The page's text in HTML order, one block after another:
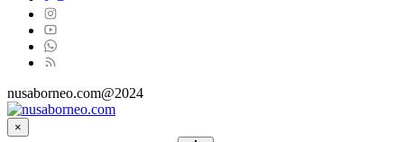
nusaborneo.com@2024
×